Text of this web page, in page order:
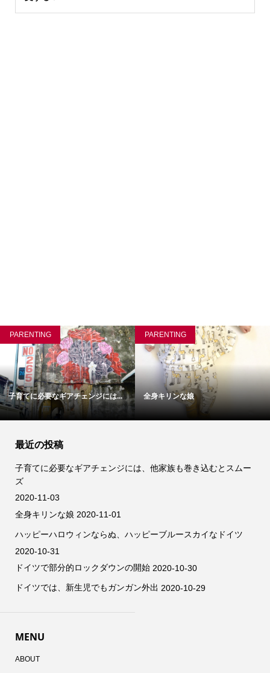
PARENTING
子育てに必要なギアチェンジには...
PARENTING
全身キリンな娘
最近の投稿
子育てに必要なギアチェンジには、他家族も巻き込むとスムー
ズ
2020-11-03
全身キリンな娘 2020-11-01
ハッピーハロウィンならぬ、ハッピーブルースカイなドイツ
2020-10-31
ドイツで部分的ロックダウンの開始 2020-10-30
ドイツでは、新生児でもガンガン外出 2020-10-29
MENU
ABOUT